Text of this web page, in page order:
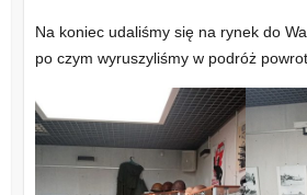
Na koniec udaliśmy się na rynek do
po czym wyruszyliśmy w podróż